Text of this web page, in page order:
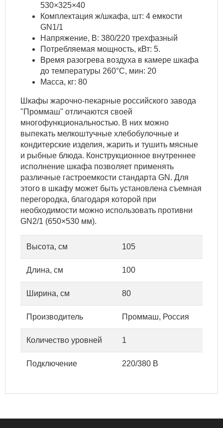
530×325×40
Комплектация ж/шкафа, шт: 4 емкости
GN1/1
Напряжение, В: 380/220 трехфазный
Потребляемая мощность, кВт: 5.
Время разогрева воздуха в камере шкафа
до температуры 260°С, мин: 20
Масса, кг: 80
Шкафы жарочно-пекарные российского завода
"Проммаш" отличаются своей
многофункциональностью. В них можно
выпекать мелкоштучные хлебобулочные и
кондитерские изделия, жарить и тушить мясные
и рыбные блюда. Конструкционное внутреннее
исполнение шкафа позволяет применять
различные гастроемкости стандарта GN. Для
этого в шкафу может быть установлена съемная
перегородка, благодаря которой при
необходимости можно использовать противни
GN2/1 (650×530 мм).
Высота, см 105
Длина, см 100
Ширина, см 80
Производитель Проммаш, Россия
Количество уровней 1
Подключение 220/380 В